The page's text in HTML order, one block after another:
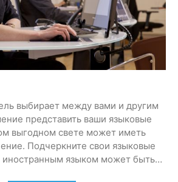
выбирает между вами и другим
представить ваши языковые
выгодном свете может иметь
Подчеркните свои языковые
иностранным языком может быть…